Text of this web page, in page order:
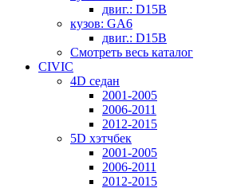
двиг.: D15B
кузов: GA6
двиг.: D15B
Смотреть весь каталог
CIVIC
4D седан
2001-2005
2006-2011
2012-2015
5D хэтчбек
2001-2005
2006-2011
2012-2015